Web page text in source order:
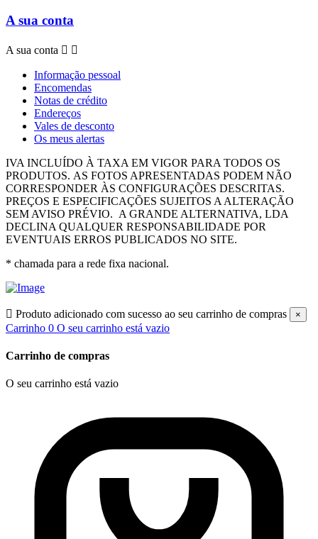
A sua conta
A sua conta  
Informação pessoal
Encomendas
Notas de crédito
Endereços
Vales de desconto
Os meus alertas
IVA INCLUÍDO À TAXA EM VIGOR PARA TODOS OS
PRODUTOS. AS FOTOS APRESENTADAS PODEM NÃO
CORRESPONDER ÀS CONFIGURAÇÕES DESCRITAS.
PREÇOS E ESPECIFICAÇÕES SUJEITOS A ALTERAÇÃO
SEM AVISO PRÉVIO. A GRANDE ALTERNATIVA, LDA
DECLINA QUALQUER RESPONSABILIDADE POR
EVENTUAIS ERROS PUBLICADOS NO SITE.
* chamada para a rede fixa nacional.
 Produto adicionado com sucesso ao seu carrinho de compras ×
Carrinho 0 O seu carrinho está vazio
Carrinho de compras
O seu carrinho está vazio